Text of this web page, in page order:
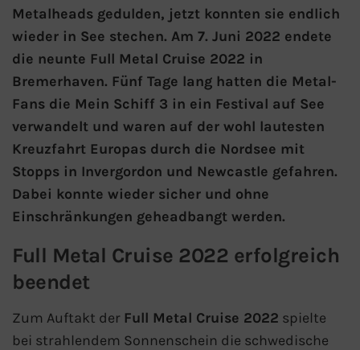
AIDA Kanaren & Madeira
AIDA Nordeuropa
AIDA Norwegen
AIDA Westeuropa
AIDA Orient
AIDA Adria
AIDA Nordamerika
Metalheads gedulden, jetzt konnten sie endlich
wieder in See stechen. Am 7. Juni 2022 endete
die neunte Full Metal Cruise 2022 in
Bremerhaven. Fünf Tage lang hatten die Metal-
Fans die Mein Schiff 3 in ein Festival auf See
verwandelt und waren auf der wohl lautesten
Kreuzfahrt Europas durch die Nordsee mit
Stopps in Invergordon und Newcastle gefahren.
Dabei konnte wieder sicher und ohne
Einschränkungen geheadbangt werden.
Full Metal Cruise 2022 erfolgreich
beendet
Zum Auftakt der Full Metal Cruise 2022 spielte
bei strahlendem Sonnenschein die schwedische